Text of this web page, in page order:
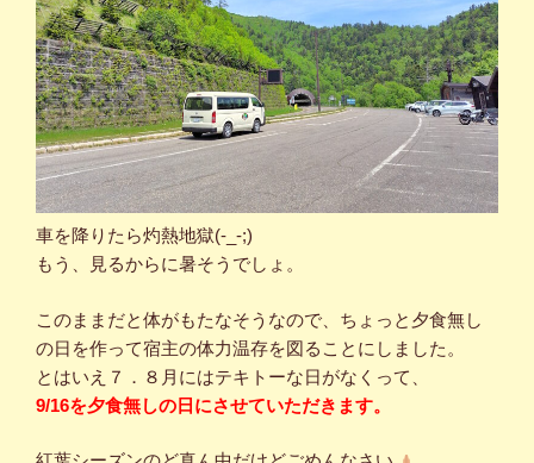
車を降りたら灼熱地獄(-_-;)
もう、見るからに暑そうでしょ。
このままだと体がもたなそうなので、ちょっと夕食無し
の日を作って宿主の体力温存を図ることにしました。
とはいえ７．８月にはテキトーな日がなくって、
9/16を夕食無しの日にさせていただきます。